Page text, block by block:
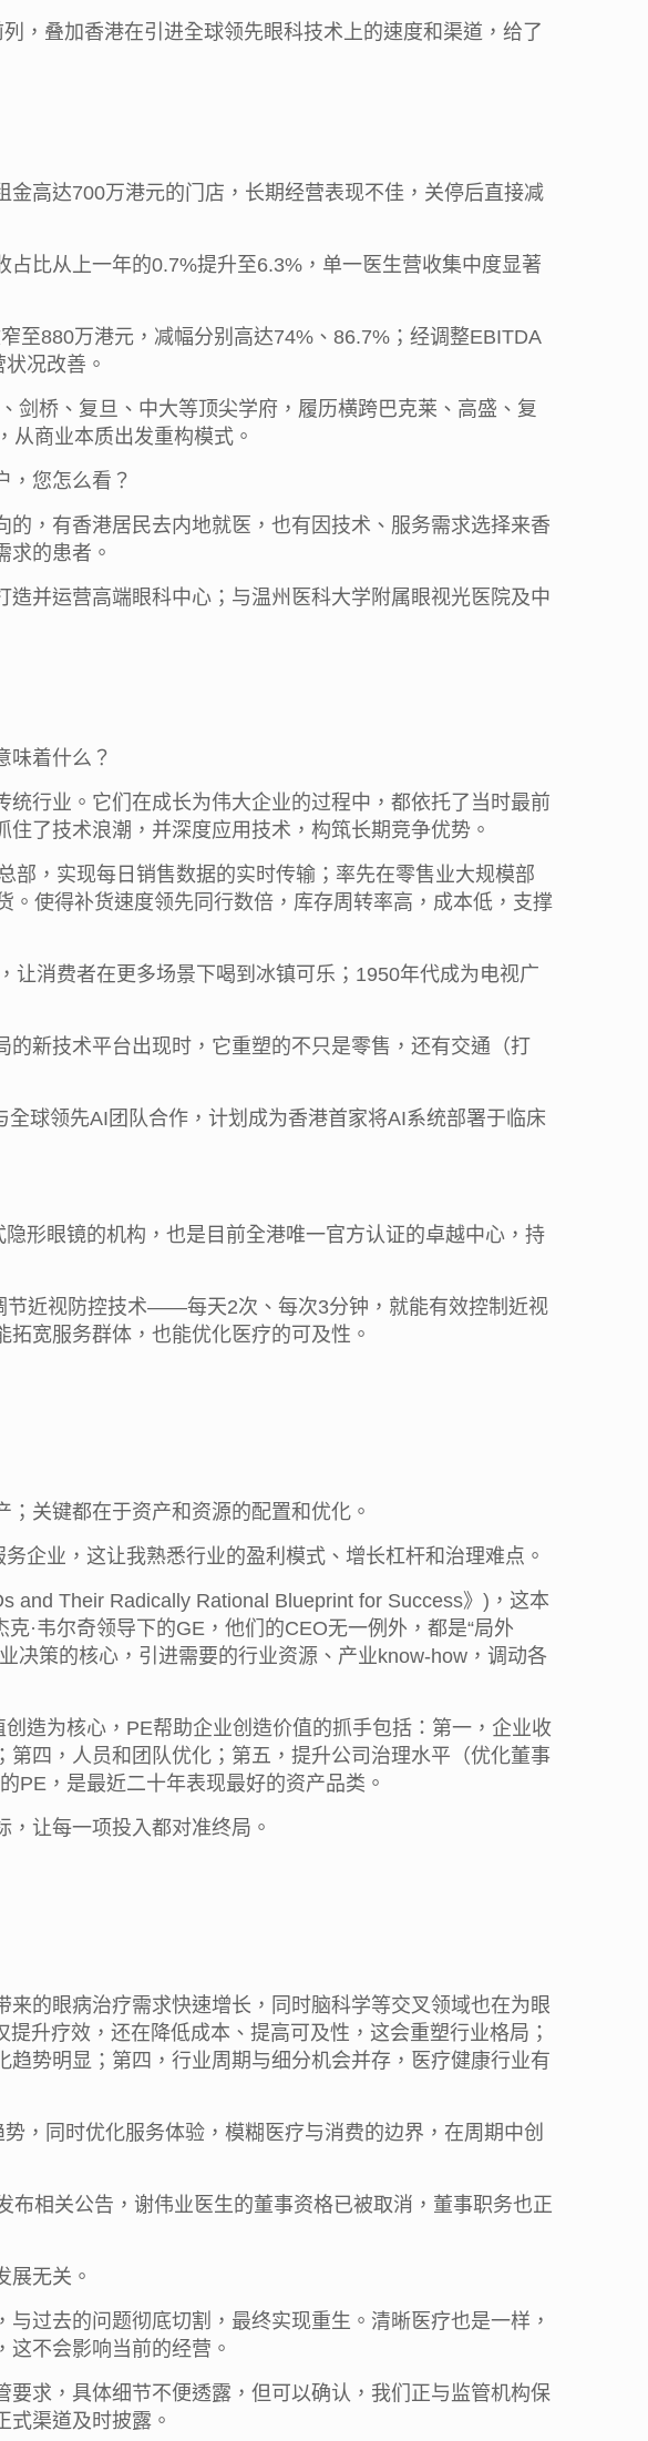
，叠加香港在引进全球领先眼科技术上的速度和渠道，给了
高达700万港元的门店，长期经营表现不佳，关停后直接减
比从上一年的0.7%提升至6.3%，单一医生营收集中度显著
至880万港元，减幅分别高达74%、86.7%；经调整EBITDA
况改善。
剑桥、复旦、中大等顶尖学府，履历横跨巴克莱、高盛、复
从商业本质出发重构模式。
，您怎么看？
，有香港居民去内地就医，也有因技术、服务需求选择来香
求的患者。
并运营高端眼科中心；与温州医科大学附属眼视光医院及中
味着什么？
行业。它们在成长为伟大企业的过程中，都依托了当时最前
了技术浪潮，并深度应用技术，构筑长期竞争优势。
部，实现每日销售数据的实时传输；率先在零售业大规模部
使得补货速度领先同行数倍，库存周转率高，成本低，支撑
消费者在更多场景下喝到冰镇可乐；1950年代成为电视广
新技术平台出现时，它重塑的不只是零售，还有交通（打
球领先AI团队合作，计划成为香港首家将AI系统部署于临床
形眼镜的机构，也是目前全港唯一官方认证的卓越中心，持
节近视防控技术——每天2次、每次3分钟，就能有效控制近视
宽服务群体，也能优化医疗的可及性。
关键都在于资产和资源的配置和优化。
企业，这让我熟悉行业的盈利模式、增长杠杆和治理难点。
and Their Radically Rational Blueprint for Success》)，这本
·韦尔奇领导下的GE，他们的CEO无一例外，都是“局外
决策的核心，引进需要的行业资源、产业know-how，调动各
造为核心，PE帮助企业创造价值的抓手包括：第一，企业收
四，人员和团队优化；第五，提升公司治理水平（优化董事
PE，是最近二十年表现最好的资产品类。
让每一项投入都对准终局。
的眼病治疗需求快速增长，同时脑科学等交叉领域也在为眼
升疗效，还在降低成本、提高可及性，这会重塑行业格局；
势明显；第四，行业周期与细分机会并存，医疗健康行业有
，同时优化服务体验，模糊医疗与消费的边界，在周期中创
相关公告，谢伟业医生的董事资格已被取消，董事职务也正
展无关。
过去的问题彻底切割，最终实现重生。清晰医疗也是一样，
不会影响当前的经营。
求，具体细节不便透露，但可以确认，我们正与监管机构保
渠道及时披露。